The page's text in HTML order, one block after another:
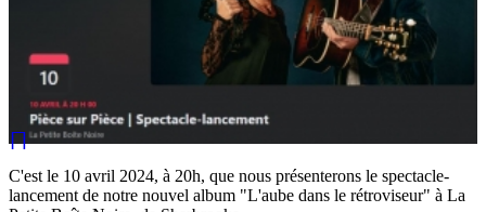
C'est le 10 avril 2024, à 20h, que nous présenterons le spectacle-
lancement de notre nouvel album "L'aube dans le rétroviseur" à La